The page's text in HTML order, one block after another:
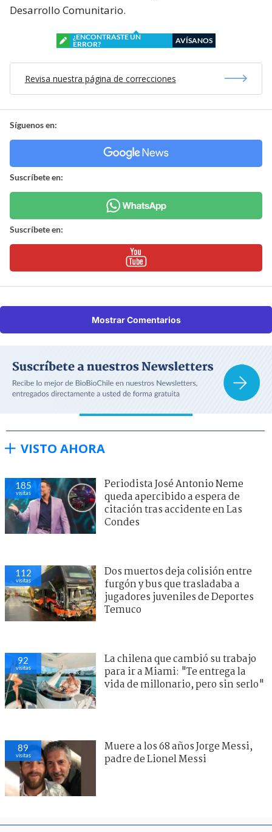
Desarrollo Comunitario.
¿ENCONTRASTE UN
ERROR?
AVÍSANOS
Revisa nuestra página de correcciones
Síguenos en:
Suscríbete en:
Suscríbete en:
Mostrar Comentarios
VISTO AHORA
185
visitas
Periodista José Antonio Neme
queda apercibido a espera de
citación tras accidente en Las
Condes
112
visitas
Dos muertos deja colisión entre
furgón y bus que trasladaba a
jugadores juveniles de Deportes
Temuco
92
visitas
La chilena que cambió su trabajo
para ir a Miami: "Te entrega la
vida de millonario, pero sin serlo"
89
visitas
Muere a los 68 años Jorge Messi,
padre de Lionel Messi